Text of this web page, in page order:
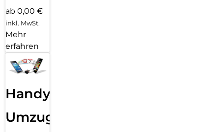
ab 0,00 €
inkl. MwSt.
Mehr
erfahren
Handy
Umzug